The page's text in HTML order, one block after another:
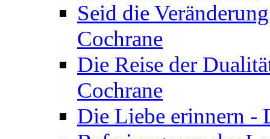
Seid die
Cochrane
Die Reise der
Cochrane
Die Liebe erinnern -